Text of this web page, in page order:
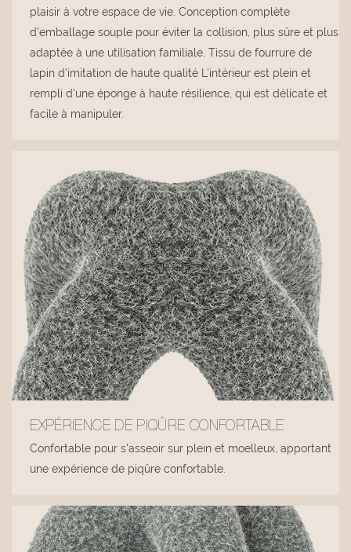
plaisir à votre espace de vie. Conception complète
d'emballage souple pour éviter la collision, plus sûre et plus
adaptée à une utilisation familiale. Tissu de fourrure de
lapin d'imitation de haute qualité L'intérieur est plein et
rempli d'une éponge à haute résilience, qui est délicate et
facile à manipuler.
EXPÉRIENCE DE PIQÛRE CONFORTABLE
Confortable pour s'asseoir sur plein et moelleux, apportant
une expérience de piqûre confortable.